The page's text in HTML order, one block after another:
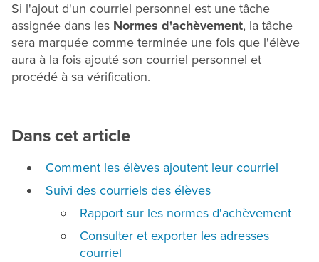
Si l'ajout d'un courriel personnel est une tâche
assignée dans les Normes d'achèvement, la tâche
sera marquée comme terminée une fois que l'élève
aura à la fois ajouté son courriel personnel et
procédé à sa vérification.
Dans cet article
Comment les élèves ajoutent leur courriel
Suivi des courriels des élèves
Rapport sur les normes d'achèvement
Consulter et exporter les adresses
courriel